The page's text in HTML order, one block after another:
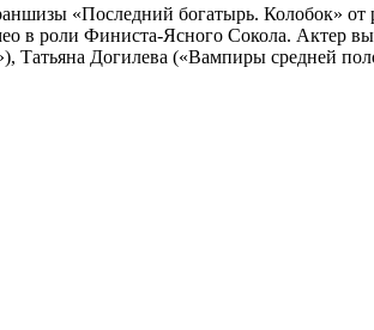
«Последний богатырь. Колобок»
в роли Финиста-Ясного Сокола. Актер
Догилева («Вампиры средней